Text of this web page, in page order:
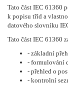
Tato část IEC 61360
k popisu tříd a
datového slovníku
Tato část IEC 61360
- základní
- formulování
- přehled o
- kontrolní